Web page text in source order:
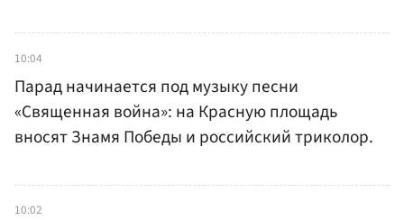
10:04
Парад начинается под музыку песни
«Священная война»: на Красную площадь
вносят Знамя Победы и российский триколор.
10:02